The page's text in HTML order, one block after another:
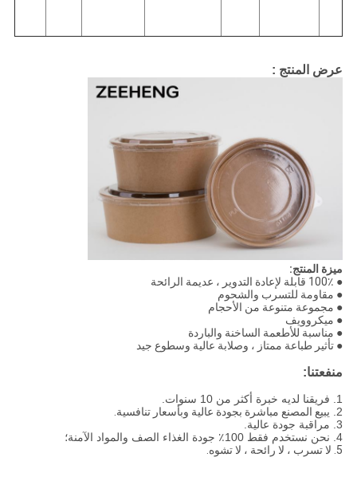
عرض المنتج :
ميزة المنتج:
● 100٪ قابلة لإعادة التدوير ، عديمة الرائحة
● مقاومة للتسرب والشحوم
● مجموعة متنوعة من الأحجام
● ميكروويف
● مناسبة للأطعمة الساخنة والباردة
● تأثير طباعة ممتاز ، وصلابة عالية وسطوع جيد
منفعتنا:
1. فريقنا لديه خبرة أكثر من 10 سنوات.
2.
يبيع المصنع مباشرة بجودة عالية وبأسعار تنافسية.
3. مراقبة جودة عالية.
4. نحن نستخدم فقط 100٪ جودة الغذاء الصف والمواد الآمنة؛
5. لا تسرب ، لا رائحة ، لا تشوه.